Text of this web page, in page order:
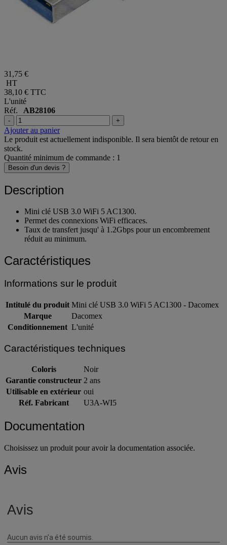
31,75 €
HT
38,10 € TTC
L'unité
Réf. AB28106
- +
Ajouter au panier
Le produit est actuellement indisponible. Il sera bientôt de retour en
stock.
Quantité minimum de commande : 1
Besoin d'un devis ?
Description
Mini clé USB 3.0 WiFi 5 AC1300.
Permet des connexions WiFi efficaces.
Taux de transfert jusqu' à 1.2Gbps pour un encombrement
réduit au minimum.
Caractéristiques
Informations sur le produit
Intitulé du produit Mini clé USB 3.0 WiFi 5 AC1300 - Dacomex
Marque
Dacomex
Conditionnement L'unité
Caractéristiques techniques
Coloris
Noir
Garantie constructeur 2 ans
Utilisable en extérieur oui
Réf. Fabricant
U3A-WI5
Documentation
Choisissez un produit pour avoir la documentation associée.
Avis